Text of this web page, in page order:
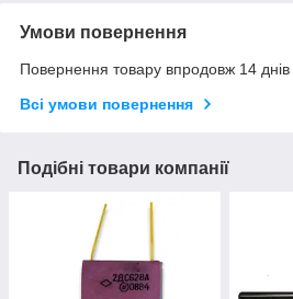
Умови повернення
Повернення товару впродовж 14
Всі умови повернення
Подібні товари компанії